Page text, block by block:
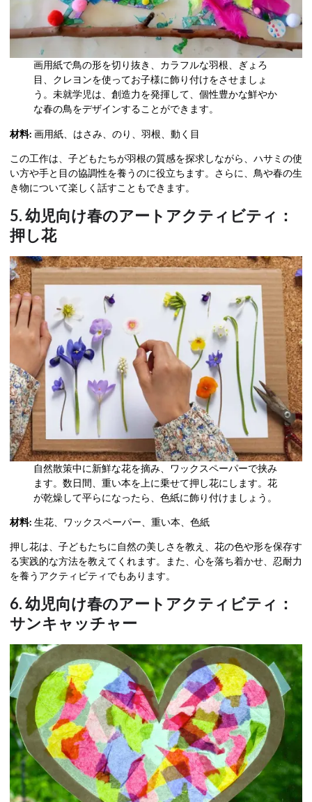
画用紙で鳥の形を切り抜き、カラフルな羽根、ぎょろ
目、クレヨンを使ってお子様に飾り付けをさせましょ
う。未就学児は、創造力を発揮して、個性豊かな鮮やか
な春の鳥をデザインすることができます。
材料: 画用紙、はさみ、のり、羽根、動く目
この工作は、子どもたちが羽根の質感を探求しながら、ハサミの使
い方や手と目の協調性を養うのに役立ちます。さらに、鳥や春の生
き物について楽しく話すこともできます。
5. 幼児向け春のアートアクティビティ：
押し花
自然散策中に新鮮な花を摘み、ワックスペーパーで挟み
ます。数日間、重い本を上に乗せて押し花にします。花
が乾燥して平らになったら、色紙に飾り付けましょう。
材料: 生花、ワックスペーパー、重い本、色紙
押し花は、子どもたちに自然の美しさを教え、花の色や形を保存す
る実践的な方法を教えてくれます。また、心を落ち着かせ、忍耐力
を養うアクティビティでもあります。
6. 幼児向け春のアートアクティビティ：
サンキャッチャー